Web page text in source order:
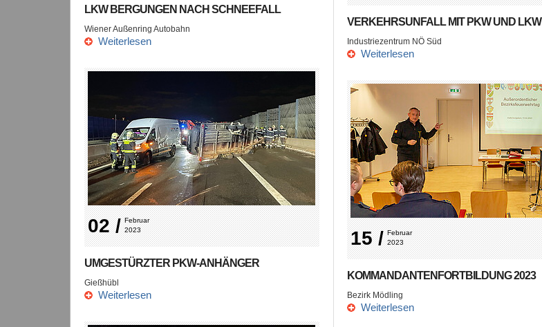
LKW BERGUNGEN NACH SCHNEEFALL
Wiener Außenring Autobahn
Weiterlesen
02 / Februar
2023
UMGESTÜRZTER PKW-ANHÄNGER
Gießhübl
Weiterlesen
VERKEHRSUNFALL MIT PKW UND LKW
Industriezentrum NÖ Süd
Weiterlesen
15 / Februar
2023
KOMMANDANTENFORTBILDUNG 2023
Bezirk Mödling
Weiterlesen